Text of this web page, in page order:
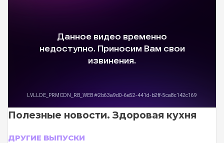
Полезные новости. Здоровая кухня
ДРУГИЕ ВЫПУСКИ